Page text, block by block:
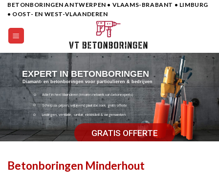
Skip
content
BETONBORINGEN ANTWERPEN • VLAAMS-BRABANT • LIMBURG
• OOST- EN WEST-VLAANDEREN
EXPERT IN BETONBORINGEN
Diamant- en betonboringen voor particulieren & bedrijven
Actief in heel Vlaanderen (ervaren netwerk van betonexperts)
Scherpste prijzen, vrijbijvend plaatsbezoek, gratis offerte
Leidingen, ventilatie, sanitair, elektriciteit & wegenwerken
GRATIS OFFERTE
Betonboringen Minderhout